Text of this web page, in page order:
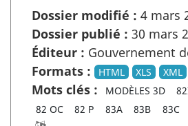
Dossier modifié : 4 mars
Dossier publié : 30 mars
Éditeur : Gouvernement
Formats :
HTML XLS XML
Mots clés : MODÈLES 3D
82 OC
82 P 83A 83B 83C